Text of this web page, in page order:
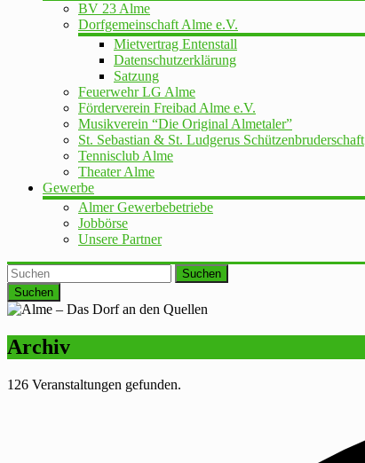
BV 23 Alme
Dorfgemeinschaft Alme e.V.
Mietvertrag Entenstall
Datenschutzerklärung
Satzung
Feuerwehr LG Alme
Förderverein Freibad Alme e.V.
Musikverein “Die Original Almetaler”
St. Sebastian & St. Ludgerus Schützenbruderschaft
Tennisclub Alme
Theater Alme
Gewerbe
Almer Gewerbebetriebe
Jobbörse
Unsere Partner
Suchen
Archiv
126 Veranstaltungen gefunden.